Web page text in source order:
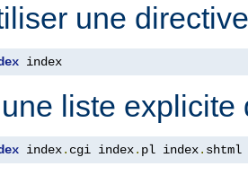
une
index
liste explicite
index. cgi index. pl index. shtml